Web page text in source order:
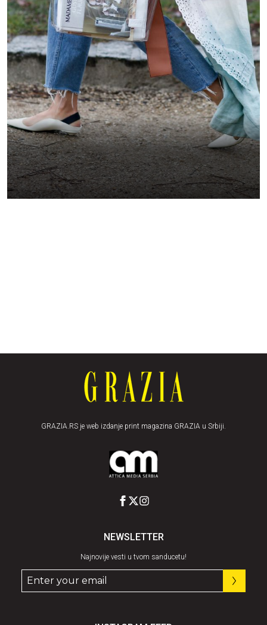
GRAZIA.RS je web izdanje print magazina GRAZIA u Srbiji.
NEWSLETTER
Najnovije vesti u tvom sanducetu!